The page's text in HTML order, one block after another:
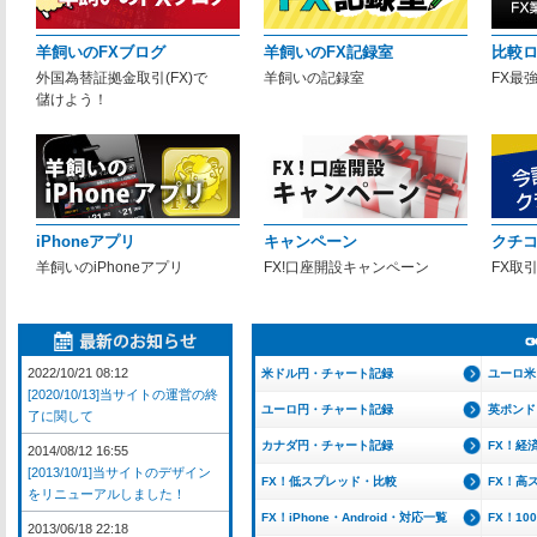
羊飼いのFXブログ
外国為替証拠金取引(FX)で
儲けよう！
羊飼いのFX記録室
羊飼いの記録室
比較
FX最
iPhoneアプリ
羊飼いのiPhoneアプリ
キャンペーン
FX!口座開設キャンペーン
クチ
FX取
米ドル円・チャート記録 ユーロ
ユーロ円・チャート記録 英ポン
カナダ円・チャート記録 FX！経
FX！低スプレッド・比較 FX！高
FX！iPhone・Android・対応一覧 FX！
2022/10/21 08:12
[2020/10/13]当サイトの運営の終
了に関して
2014/08/12 16:55
[2013/10/1]当サイトのデザイン
をリニューアルしました！
2013/06/18 22:18